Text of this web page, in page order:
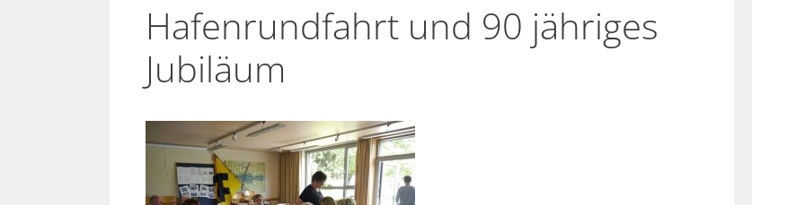
Hafenrundfahrt und 90 jähriges
Jubiläum